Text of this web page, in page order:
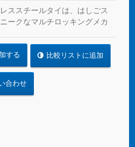
ススチールタイは、はしごス
ークなマルチロッキングメカ
する 比較リストに追加
合わせ